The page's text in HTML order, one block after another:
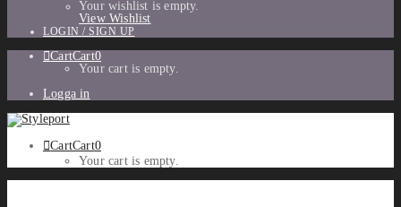
Your wishlist is empty.
View Wishlist
LOGIN / SIGN UP
CartCart0
Your cart is empty.
Logga in
CartCart0
Your cart is empty.